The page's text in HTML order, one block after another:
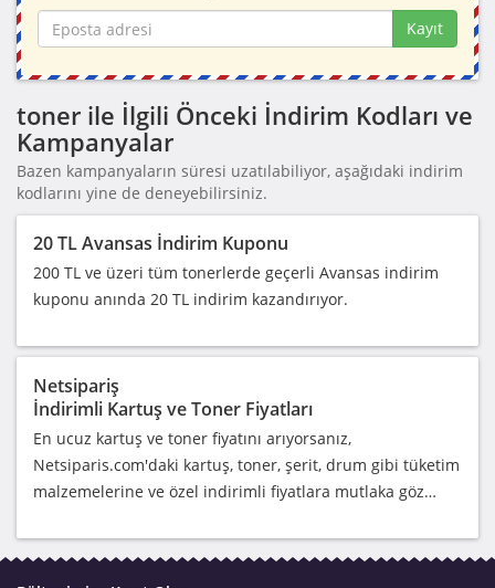
Kayıt
toner ile İlgili Önceki İndirim Kodları ve
Kampanyalar
Bazen kampanyaların süresi uzatılabiliyor, aşağıdaki indirim
kodlarını yine de deneyebilirsiniz.
20 TL Avansas İndirim Kuponu
200 TL ve üzeri tüm tonerlerde geçerli Avansas indirim
kuponu anında 20 TL indirim kazandırıyor.
Netsipariş
İndirimli Kartuş ve Toner Fiyatları
En ucuz kartuş ve toner fiyatını arıyorsanız,
Netsiparis.com'daki kartuş, toner, şerit, drum gibi tüketim
malzemelerine ve özel indirimli fiyatlara mutlaka göz…